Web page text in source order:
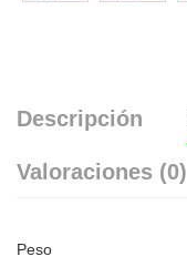
Descripción
Valoraciones (0)
Peso